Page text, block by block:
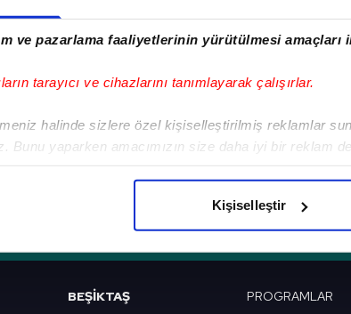
ve pazarlama faaliyetlerinin yürütülmesi amaçları
tarayıcı ve cihazlarını tanımlayarak çalışırlar.
halinde sizlere özel kişiselleştirilmiş reklamlar
Bunu yaparken amacımızın size daha iyi bir reklam
bu çerezlere izin vermedikleri takdirde,
çeşitli kişisel verileriniz işlenmekte olup gerekli olan
Kişiselleştir
Toprak
birinci oldu!
BEŞİKTAŞ
PROGRAMLAR